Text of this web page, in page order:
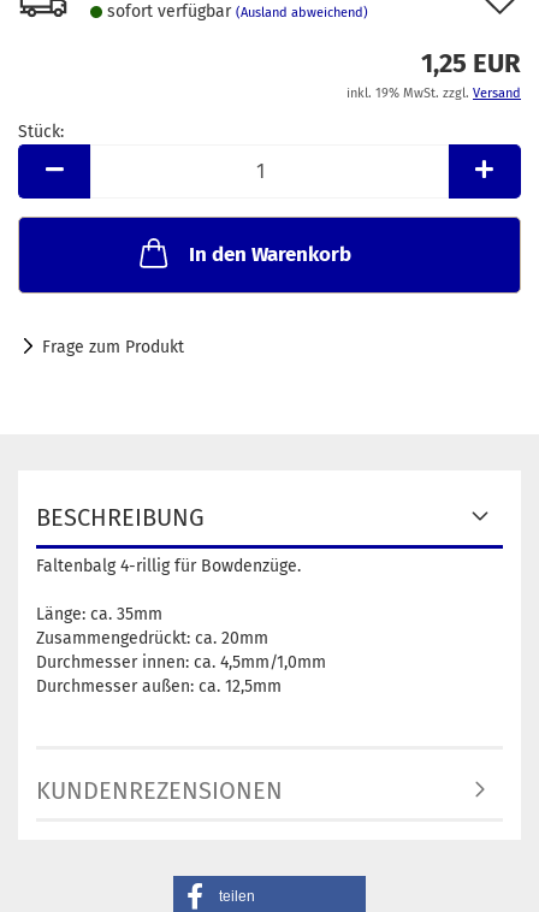
sofort verfügbar (Ausland abweichend)
1,25 EUR
inkl. 19% MwSt. zzgl. Versand
Stück:
Stück
In den Warenkorb
Frage zum Produkt
BESCHREIBUNG
Faltenbalg 4-rillig für Bowdenzüge.
Länge: ca. 35mm
Zusammengedrückt: ca. 20mm
Durchmesser innen: ca. 4,5mm/1,0mm
Durchmesser außen: ca. 12,5mm
KUNDENREZENSIONEN
teilen